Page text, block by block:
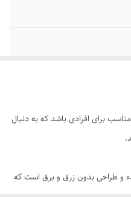
برای افرادی باشد که به دنبال
و طراحی بدون زرق و برق است که